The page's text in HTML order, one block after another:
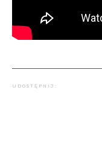
UDOSTĘPNIJ: